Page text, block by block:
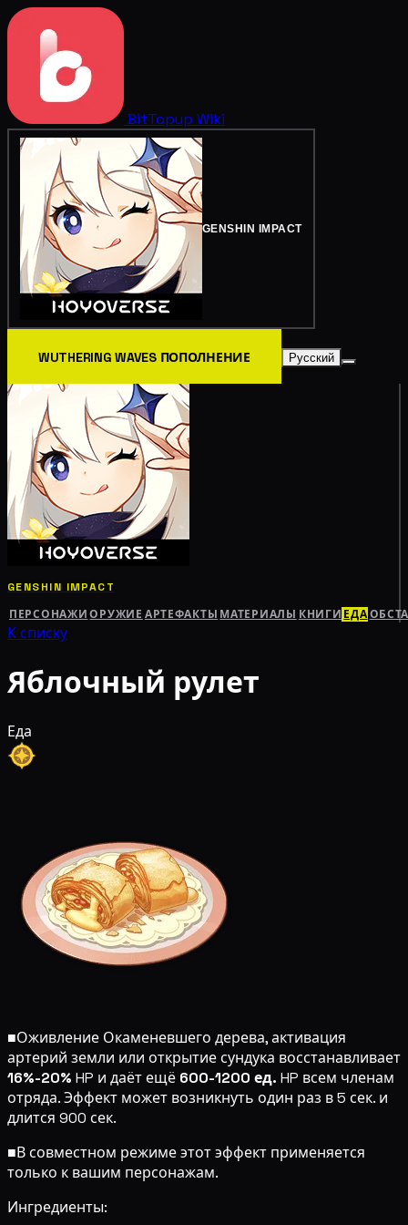
BitTopup Wiki
GENSHIN IMPACT
WUTHERING WAVES ПОПОЛНЕНИЕ Русский
GENSHIN IMPACT
ПЕРСОНАЖИ ОРУЖИЕ АРТЕФАКТЫ МАТЕРИАЛЫ КНИГИ ЕДА
К списку
Яблочный рулет
Еда
■Оживление Окаменевшего дерева, активация
артерий земли или открытие сундука восстанавливает
16%-20% HP и даёт ещё 600-1200 ед. HP всем членам
отряда. Эффект может возникнуть один раз в 5 сек. и
длится 900 сек.
■В совместном режиме этот эффект применяется
только к вашим персонажам.
Ингредиенты: